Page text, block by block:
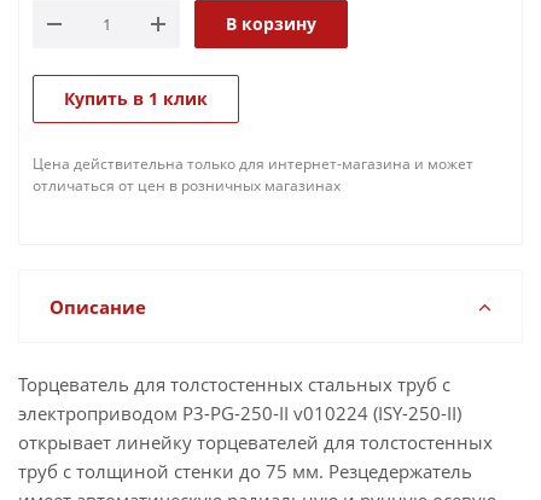
В корзину
Купить в 1 клик
Цена действительна только для интернет-магазина и может
отличаться от цен в розничных магазинах
Описание
Торцеватель для толстостенных стальных труб c
электроприводом P3-PG-250-II v010224 (ISY-250-II)
открывает линейку торцевателей для толстостенных
труб с толщиной стенки до 75 мм. Резцедержатель